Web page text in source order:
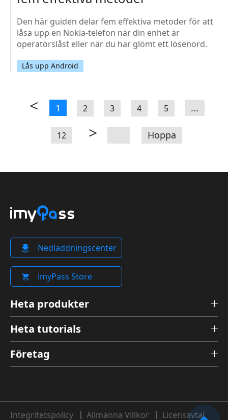
Den här guiden delar fem effektiva metoder för att
låsa upp en Nokia-telefon när din enhet är
operatörslåst eller när du har glömt ett lösenord.
Lås upp Android
< 1 2 3 4 5 ...
12 > Hoppa
Nedladdningscenter
imyPass Store
Heta produkter
Heta tutorials
Företag
Integritetspolicy Allmänna Villkor Licensavtal